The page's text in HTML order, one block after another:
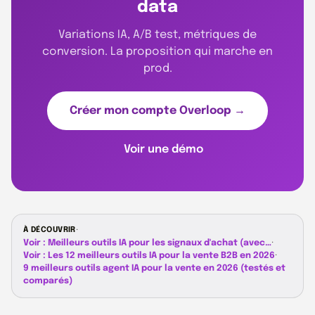
data
Variations IA, A/B test, métriques de
conversion. La proposition qui marche en
prod.
Créer mon compte Overloop →
Voir une démo
À DÉCOUVRIR·
Voir : Meilleurs outils IA pour les signaux d'achat (avec…·
Voir : Les 12 meilleurs outils IA pour la vente B2B en 2026·
9 meilleurs outils agent IA pour la vente en 2026 (testés et
comparés)